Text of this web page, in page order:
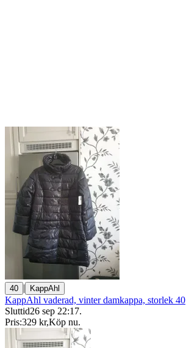
40 | KappAhl
KappAhl vaderad, vinter damkappa, storlek 40
Sluttid26 sep 22:17.
Pris:329 kr,Köp nu.